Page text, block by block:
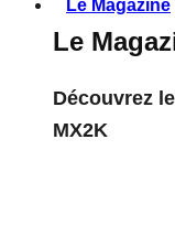
Le Magazine
Le
Découvrez
MX2K